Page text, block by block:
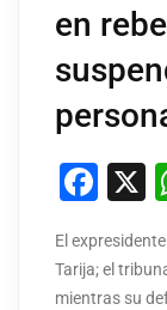
en
El
Tarija; el
mientras su